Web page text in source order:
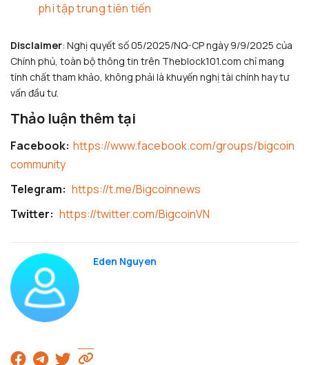
phi tập trung tiên tiến
Disclaimer: Nghị quyết số 05/2025/NQ-CP ngày 9/9/2025 của
Chính phủ, toàn bộ thông tin trên Theblock101.com chỉ mang
tính chất tham khảo, không phải là khuyến nghị tài chính hay tư
vấn đầu tư.
Thảo luận thêm tại
Facebook: https://www.facebook.com/groups/bigcoin
community
Telegram: https://t.me/Bigcoinnews
Twitter: https://twitter.com/BigcoinVN
Eden Nguyen